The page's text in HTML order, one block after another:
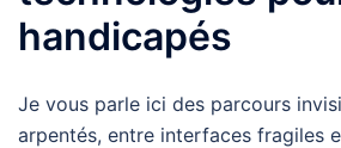
handicapés
Je vous parle ici des parcours
arpentés, entre interfaces fragiles